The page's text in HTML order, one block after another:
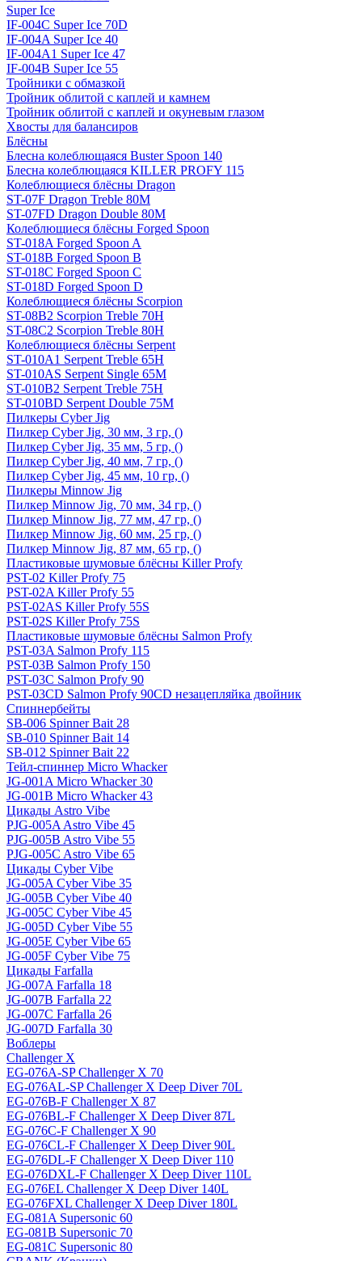
Super Ice
IF-004C Super Ice 70D
IF-004A Super Ice 40
IF-004A1 Super Ice 47
IF-004B Super Ice 55
Тройники с обмазкой
Тройник облитой с каплей и камнем
Тройник облитой с каплей и окуневым глазом
Хвосты для балансиров
Блёсны
Блесна колеблющаяся Buster Spoon 140
Блесна колеблющаяся KILLER PROFY 115
Колеблющиеся блёсны Dragon
ST-07F Dragon Treble 80M
ST-07FD Dragon Double 80M
Колеблющиеся блёсны Forged Spoon
ST-018A Forged Spoon A
ST-018B Forged Spoon B
ST-018C Forged Spoon C
ST-018D Forged Spoon D
Колеблющиеся блёсны Scorpion
ST-08B2 Scorpion Treble 70H
ST-08C2 Scorpion Treble 80H
Колеблющиеся блёсны Serpent
ST-010A1 Serpent Treble 65H
ST-010AS Serpent Single 65M
ST-010B2 Serpent Treble 75H
ST-010BD Serpent Double 75M
Пилкеры Cyber Jig
Пилкер Cyber Jig, 30 мм, 3 гр, ()
Пилкер Cyber Jig, 35 мм, 5 гр, ()
Пилкер Cyber Jig, 40 мм, 7 гр, ()
Пилкер Cyber Jig, 45 мм, 10 гр, ()
Пилкеры Minnow Jig
Пилкер Minnow Jig, 70 мм, 34 гр, ()
Пилкер Minnow Jig, 77 мм, 47 гр, ()
Пилкер Minnow Jig, 60 мм, 25 гр, ()
Пилкер Minnow Jig, 87 мм, 65 гр, ()
Пластиковые шумовые блёсны Killer Profy
PST-02 Killer Profy 75
PST-02A Killer Profy 55
PST-02AS Killer Profy 55S
PST-02S Killer Profy 75S
Пластиковые шумовые блёсны Salmon Profy
PST-03A Salmon Profy 115
PST-03B Salmon Profy 150
PST-03C Salmon Profy 90
PST-03CD Salmon Profy 90CD незацепляйка двойник
Спиннербейты
SB-006 Spinner Bait 28
SB-010 Spinner Bait 14
SB-012 Spinner Bait 22
Тейл-спиннер Micro Whacker
JG-001A Micro Whacker 30
JG-001B Micro Whacker 43
Цикады Astro Vibe
PJG-005A Astro Vibe 45
PJG-005B Astro Vibe 55
PJG-005C Astro Vibe 65
Цикады Cyber Vibe
JG-005A Cyber Vibe 35
JG-005B Cyber Vibe 40
JG-005C Cyber Vibe 45
JG-005D Cyber Vibe 55
JG-005E Cyber Vibe 65
JG-005F Cyber Vibe 75
Цикады Farfalla
JG-007A Farfalla 18
JG-007B Farfalla 22
JG-007C Farfalla 26
JG-007D Farfalla 30
Воблеры
Challenger X
EG-076A-SP Challenger X 70
EG-076AL-SP Challenger X Deep Diver 70L
EG-076B-F Challenger X 87
EG-076BL-F Challenger X Deep Diver 87L
EG-076C-F Challenger X 90
EG-076CL-F Challenger X Deep Diver 90L
EG-076DL-F Challenger X Deep Diver 110
EG-076DXL-F Challenger X Deep Diver 110L
EG-076EL Challenger X Deep Diver 140L
EG-076FXL Challenger X Deep Diver 180L
EG-081A Supersonic 60
EG-081B Supersonic 70
EG-081C Supersonic 80